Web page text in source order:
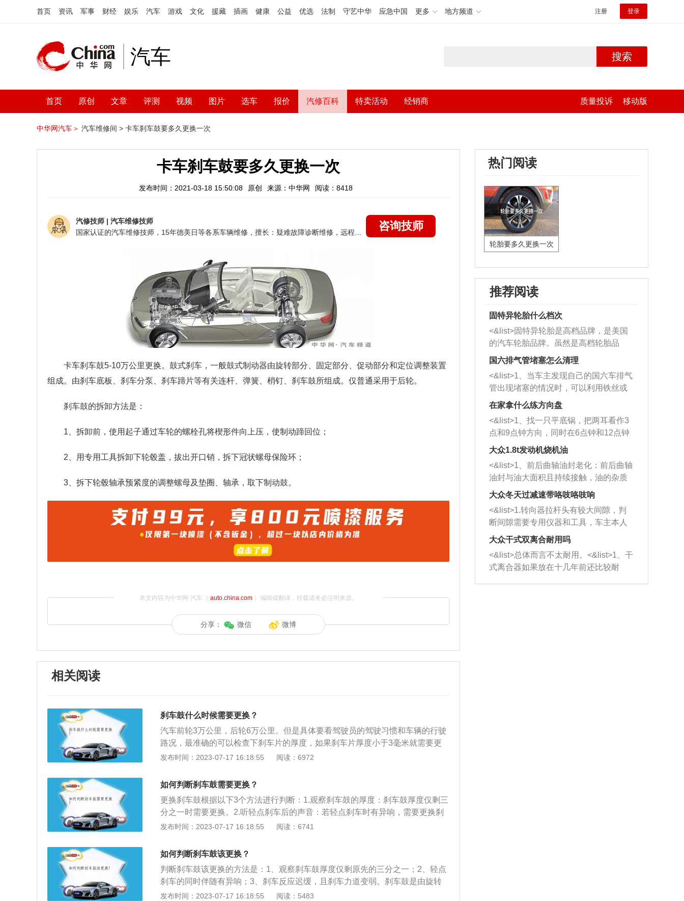
首页 资讯 军事 财经 娱乐 汽车 游戏 文化 援藏 插画 健康 公益 优选 法制 守艺中华 应急中国 更多 地方频道 注册 登录
汽车 搜索
首页 原创 文章 评测 视频 图片 选车 报价 汽修百科 特卖活动 经销商 质量投诉 移动版
中华网汽车＞ 汽车维修间 > 卡车刹车鼓要多久更换一次
卡车刹车鼓要多久更换一次
发布时间：2021-03-18 15:50:08 原创 来源：中华网 阅读：8418
汽修技师 | 汽车维修技师
咨询技师
卡车刹车鼓5-10万公里更换。鼓式刹车，一般鼓式制动器由旋转部分、固定部分、促动部分和定位调整装置
组成。由刹车底板、刹车分泵、刹车蹄片等有关连杆、弹簧、梢钉、刹车鼓所组成。仅普通采用于后轮。
刹车鼓的拆卸方法是：
1、拆卸前，使用起子通过车轮的螺栓孔将楔形件向上压，使制动蹄回位；
2、用专用工具拆卸下轮毂盖，拔出开口销，拆下冠状螺母保险环；
3、拆下轮毂轴承预紧度的调整螺母及垫圈、轴承，取下制动鼓。
本文内容为中华网·汽车（ auto.china.com）编辑或翻译，转载请务必注明来源。
分享： 微信 微博
相关阅读
刹车鼓什么时候需要更换？
汽车前轮3万公里，后轮6万公里。但是具体要看驾驶员的驾驶习惯和车辆的行驶
路况，最准确的可以检查下刹车片的厚度，如果刹车片厚度小于3毫米就需要更
换。以下是相关资料：1、刹车寿命：汽车在正常情况下，前刹车片的使用寿命
一样，所以刹车片的磨损程度就会不一样；2、更换条件：当刹车片变薄以后，
刹车片的作用会大大降低，检查时需要注意新刹车片的厚度一般在1.5cm左右，
如果刹车片磨损到只有0.3cm左右，就需要及时更换刹车片。
发布时间：2023-07-17 16:18:55 阅读：6972
如何判断刹车鼓需要更换？
更换刹车鼓根据以下3个方法进行判断：1.观察刹车鼓的厚度：刹车鼓厚度仅剩三
分之一时需要更换。2.听轻点刹车后的声音：若轻点刹车时有异响，需要更换刹
车鼓。3.观察刹车后汽车的反应：刹车迟缓且刹车力度变差，需要更换刹车鼓。
丝，取下刹车分泵。3.取下旧的刹车鼓，顶回刹车分泵活塞。4.清理刹车盘的安
装支架，安装新的刹车鼓即可。
发布时间：2023-07-17 16:18:55 阅读：6741
如何判断刹车鼓该更换？
判断刹车鼓该更换的方法是：1、观察刹车鼓厚度仅剩原先的三分之一；2、轻点
刹车的同时伴随有异响；3、刹车反应迟缓，且刹车力道变弱。刹车鼓是由旋转
部分、固定部分、促动部分和定位调整装置组成，更换刹车鼓的方法是：1、把
发布时间：2023-07-17 16:18:55 阅读：5483
热门阅读
轮胎要多久更换一次
推荐阅读
固特异轮胎什么档次
<&list>固特异轮胎是高档品牌，是美国
的汽车轮胎品牌。虽然是高档轮胎品
牌，但是中高低端的轮胎都有生产，这
也是为了更好的开拓市场。
国六排气管堵塞怎么清理
<&list>1、当车主发现自己的国六车排气
管出现堵塞的情况时，可以利用铁丝或
者是细棍，直接将杂物给取出来，如果
堵塞情况比较严重，也可以采取应急措
施。 <&list>2、直接利用木棍将所有的
杂物推到排气管里面的位置处，然后将
三元催化器拆解开，就可以将堵塞的东
西取出来。但如果是因为积碳过多引起
的堵塞，就需要将三元催化器泡在草酸
洗剂对堵塞的情况得到解决，将清洗剂
放在燃油箱中，与燃油混合后，车辆启
动时，就可以和汽油一起进入到燃烧
室，最后形成废气排出，就可以让三元
催化器得到清洗，排气管堵塞的情况就
能够得到解决。
在家拿什么练方向盘
<&list>1、找一只平底锅，把两耳看作3
点和9点钟方向，同时在6点钟和12点钟
方向做一个标记。 <&list>2、双手握住
一圈半的练习，往右同样也要打相同的
圈数。 <&list>3、最后强调要反复练
习，这样就可以形成肌肉记忆，在真实
驾驶车辆时，不需要记忆也能打好方
向。
大众1.8t发动机烧机油
<&list>1、前后曲轴油封老化：前后曲轴
油封与油大面积且持续接触，油的杂质
和发动机内持续温度变化使其密封效果
逐渐减弱，导致渗油或漏油。<&list>2、
活塞间隙过大：积碳会使活塞环与缸体
的间隙扩大，导致机油流入燃烧室中，
造成烧机油。<&list>3、机油粘度。使用
机油粘度过小的话，同样会有烧机油现
象，机油粘度过小具有很好的流动性，
大众冬天过减速带咯吱咯吱响
<&list>1.转向器拉杆头有较大间隙，判
断间隙需要专用仪器和工具，车主本人
无法制作，需要将车辆送到修理厂或4s
店；<&list>2.车辆半轴套管防尘罩破
裂，破裂后会出现漏油现象，使半轴磨
损严重，磨损的半轴容易损坏，产生异
响；<&list>3.稳定器的转向胶套和球头
大众干式双离合耐用吗
<&list>总体而言不太耐用。<&list>1、干
式离合器如果放在十几年前还比较耐